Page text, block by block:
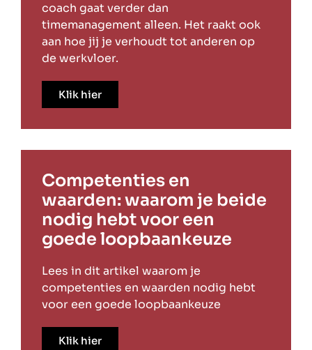
coach gaat verder dan
timemanagement alleen. Het raakt ook
aan hoe jij je verhoudt tot anderen op
de werkvloer.
Klik hier
Competenties en
waarden: waarom je beide
nodig hebt voor een
goede loopbaankeuze
Lees in dit artikel waarom je
competenties en waarden nodig hebt
voor een goede loopbaankeuze
Klik hier